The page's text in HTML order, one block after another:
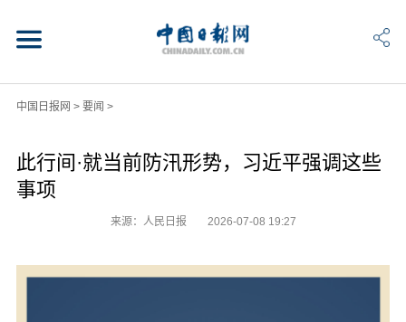
中国日报网 > 要闻 >
此行间·就当前防汛形势，习近平强调这些
事项
来源：人民日报 2026-07-08 19:27